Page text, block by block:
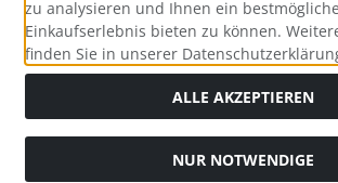
Sie werden freundlich und
gerne auchtelefonisch ✔
durch dieAnwachsgarantie
Warum
zu analysieren und Ihnen ein
Einkaufserlebnis bieten zu können.
finden Sie in unserer
ALLE AKZEPTIEREN
NUR NOTWENDIGE